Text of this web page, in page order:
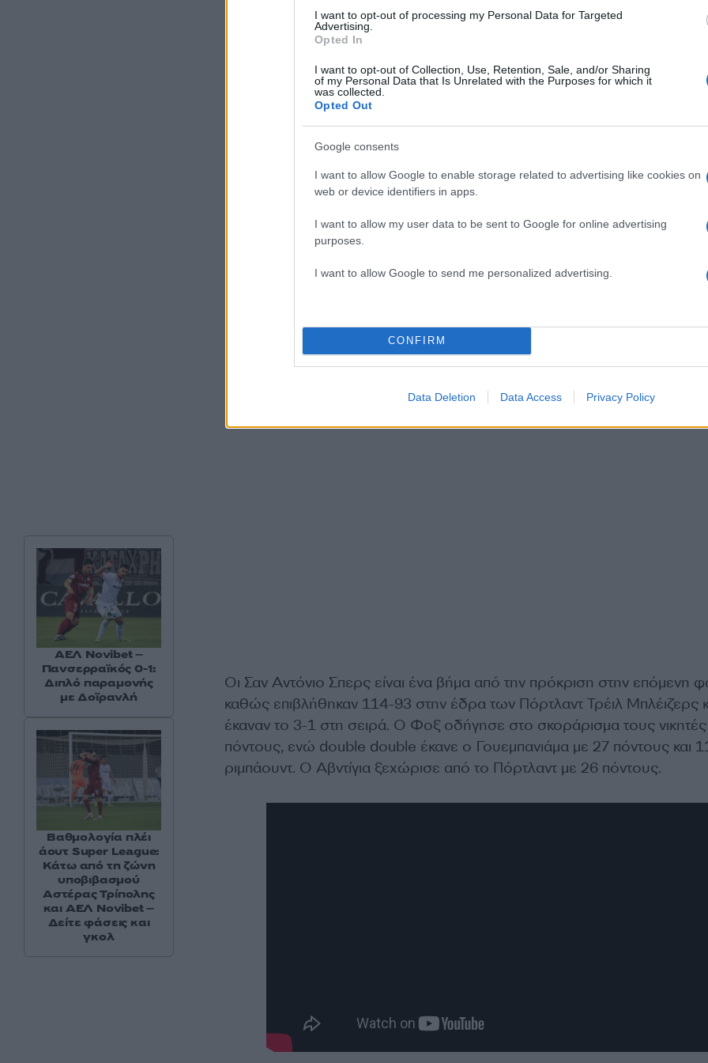
I want to opt-out of processing my Personal Data for Targeted
Advertising.
Opted In
I want to opt-out of Collection, Use, Retention, Sale, and/or Sharing
of my Personal Data that Is Unrelated with the Purposes for which it
was collected.
Opted Out
Google consents
I want to allow Google to enable storage related to advertising like cookies on
web or device identifiers in apps.
I want to allow my user data to be sent to Google for online advertising
purposes.
I want to allow Google to send me personalized advertising.
CONFIRM
Data Deletion Data Access Privacy Policy
Οι Σαν Αντόνιο Σπερς είναι ένα βήμα από την πρόκριση στην επόμενη
καθώς επιβλήθηκαν 114-93 στην έδρα των Πόρτλαντ Τρέιλ Μπλέιζερς
έκαναν το 3-1 στη σειρά. Ο Φοξ οδήγησε στο σκοράρισμα τους
πόντους, ενώ double double έκανε ο Γουεμπανιάμα με 27 πόντους και
ριμπάουντ. Ο Αβντίγια ξεχώρισε από το Πόρτλαντ με 26 πόντους.
ΑΕΛ Novibet –
Πανσερραϊκός 0-1:
Διπλό παραμονής
με Δοϊρανλή
Βαθμολογία πλέι
άουτ Super League:
Κάτω από τη ζώνη
υποβιβασμού
Αστέρας Τρίπολης
και ΑΕΛ Novibet –
Δείτε φάσεις και
γκολ